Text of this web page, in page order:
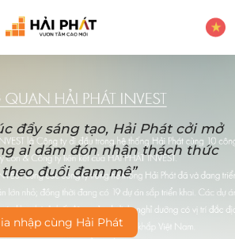
đẩy sáng tạo, Hải Phát cởi mở
ai dám đón nhận thách thức
đuổi đam mê”
nhập cùng Hải Phát